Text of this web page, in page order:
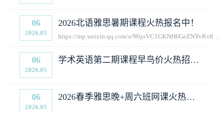
生简章
06
2026.05
2026北语雅思暑期课程火热报名中！
https://mp.weixin.qq.com/s/
06
2026.05
学术英语第二期课程早鸟价火热招生
06
2026.05
2026春季雅思晚+周六班网课火热报